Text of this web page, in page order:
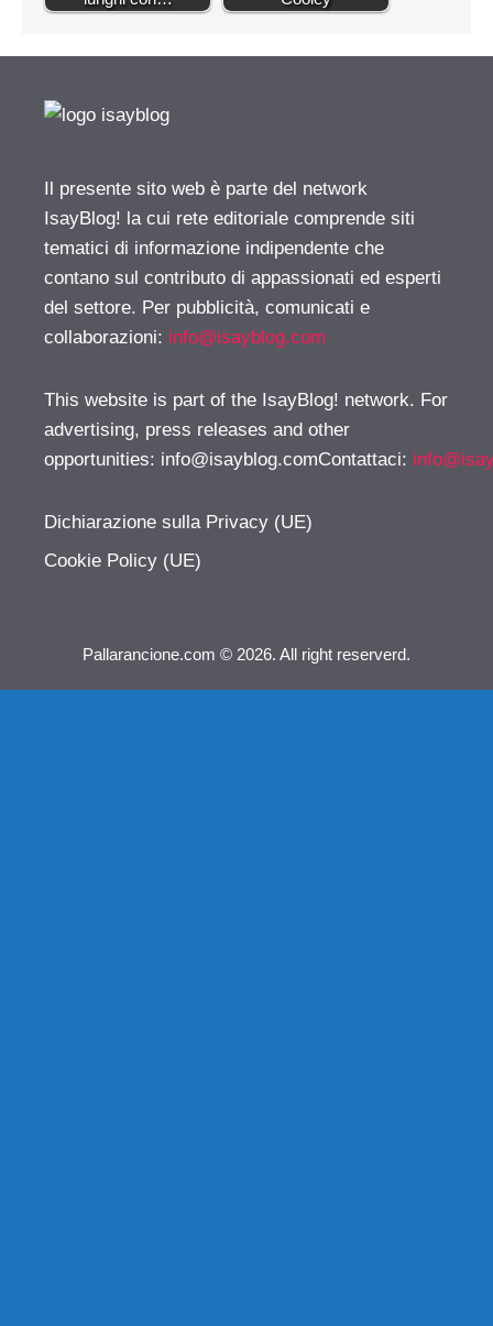
Il presente sito web è parte del network
IsayBlog! la cui rete editoriale comprende siti
tematici di informazione indipendente che
contano sul contributo di appassionati ed esperti
del settore. Per pubblicità, comunicati e
collaborazioni: info@isayblog.com
This website is part of the IsayBlog! network. For
advertising, press releases and other
opportunities: info@isayblog.comContattaci:
Dichiarazione sulla Privacy (UE)
Cookie Policy (UE)
Pallarancione.com © 2026. All right reserverd.